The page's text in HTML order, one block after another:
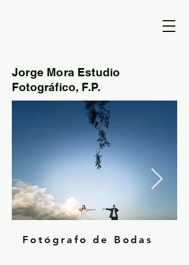
Jorge Mora Estudio
Fotográfico, F.P.
Fotógrafo de Bodas